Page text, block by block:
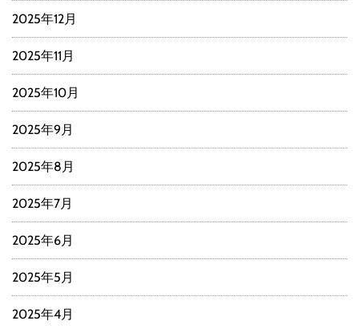
2025年12月
2025年11月
2025年10月
2025年9月
2025年8月
2025年7月
2025年6月
2025年5月
2025年4月